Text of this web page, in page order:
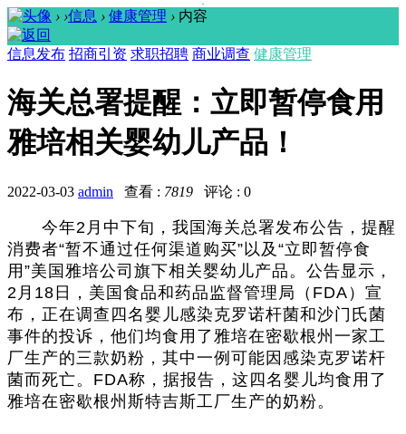
› ›信息 › 健康管理 › 内容
信息发布 招商引资 求职招聘 商业调查 健康管理
海关总署提醒：立即暂停食用
雅培相关婴幼儿产品！
2022-03-03 admin 查看 : 7819 评论 : 0
今年2月中下旬，我国海关总署发布公告，提醒
消费者“暂不通过任何渠道购买”以及“立即暂停食
用”美国雅培公司旗下相关婴幼儿产品。公告显示，
2月18日，美国食品和药品监督管理局（FDA）宣
布，正在调查四名婴儿感染克罗诺杆菌和沙门氏菌
事件的投诉，他们均食用了雅培在密歇根州一家工
厂生产的三款奶粉，其中一例可能因感染克罗诺杆
菌而死亡。FDA称，据报告，这四名婴儿均食用了
雅培在密歇根州斯特吉斯工厂生产的奶粉。